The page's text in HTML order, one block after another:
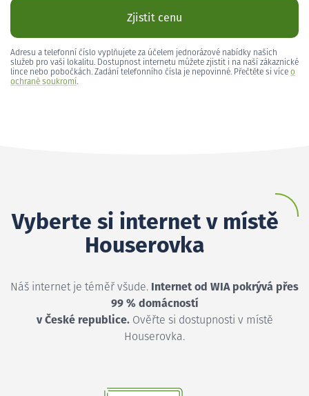
Zjistit cenu
Adresu a telefonní číslo vyplňujete za účelem jednorázové nabídky našich
služeb pro vaši lokalitu. Dostupnost internetu můžete zjistit i na naší zákaznické
lince nebo pobočkách. Zadání telefonního čísla je nepovinné. Přečtěte si více o
ochraně soukromí.
Vyberte si internet v místě
Houserovka
Náš internet je téměř všude. Internet od WIA pokrývá přes
99 % domácností
v České republice.Ověřte si dostupnosti v místě
Houserovka.